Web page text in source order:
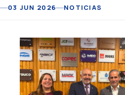
03 JUN 2026 NOTICIAS